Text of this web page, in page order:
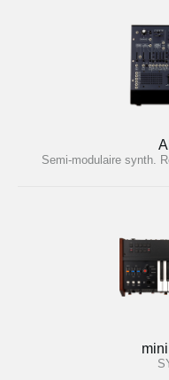
Semi-modulaire synth.